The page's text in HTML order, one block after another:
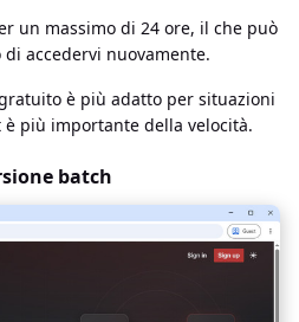
un massimo di 24 ore, il che può
accedervi nuovamente.
è più adatto per situazioni
più importante della velocità.
batch